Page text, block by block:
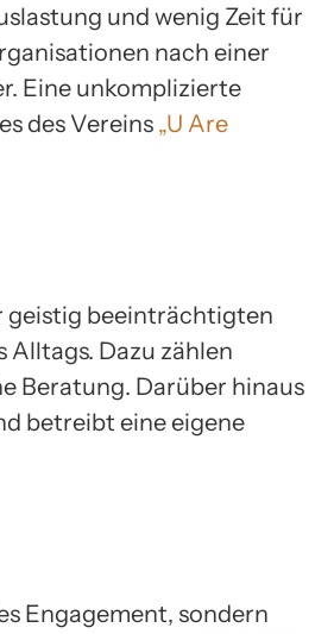
und wenig Zeit für
nach einer
Eine unkomplizierte
des Vereins „U Are
geistig beeinträchtigten
Dazu zählen
Beratung. Darüber hinaus
betreibt eine eigene
Engagement, sondern